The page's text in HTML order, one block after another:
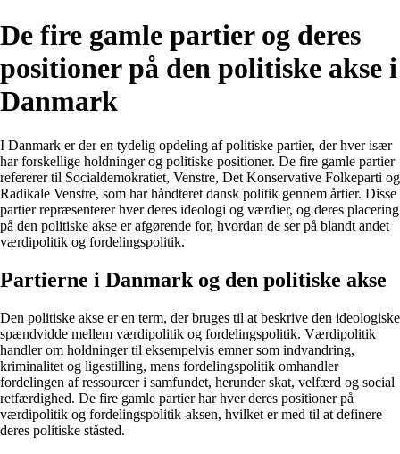
De fire gamle partier og deres
positioner på den politiske akse i
Danmark
I Danmark er der en tydelig opdeling af politiske partier, der hver især
har forskellige holdninger og politiske positioner. De fire gamle partier
refererer til Socialdemokratiet, Venstre, Det Konservative Folkeparti og
Radikale Venstre, som har håndteret dansk politik gennem årtier. Disse
partier repræsenterer hver deres ideologi og værdier, og deres placering
på den politiske akse er afgørende for, hvordan de ser på blandt andet
værdipolitik og fordelingspolitik.
Partierne i Danmark og den politiske akse
Den politiske akse er en term, der bruges til at beskrive den ideologiske
spændvidde mellem værdipolitik og fordelingspolitik. Værdipolitik
handler om holdninger til eksempelvis emner som indvandring,
kriminalitet og ligestilling, mens fordelingspolitik omhandler
fordelingen af ressourcer i samfundet, herunder skat, velfærd og social
retfærdighed. De fire gamle partier har hver deres positioner på
værdipolitik og fordelingspolitik-aksen, hvilket er med til at definere
deres politiske ståsted.